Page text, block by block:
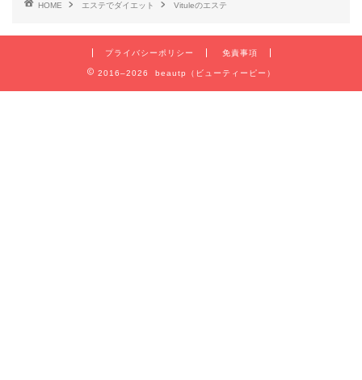
HOME エステでダイエット Vituleのエステ
プライバシーポリシー 免責事項
2016–2026 beautp（ビューティーピー）